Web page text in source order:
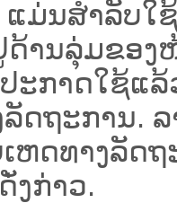
ມ່ນສຳລັບໃ
ານລຸ່ມຂອງ
ະກາດໃຊ້ແ
ດຖະການ.
ຫດທາງລັດ
ງກ່າວ.